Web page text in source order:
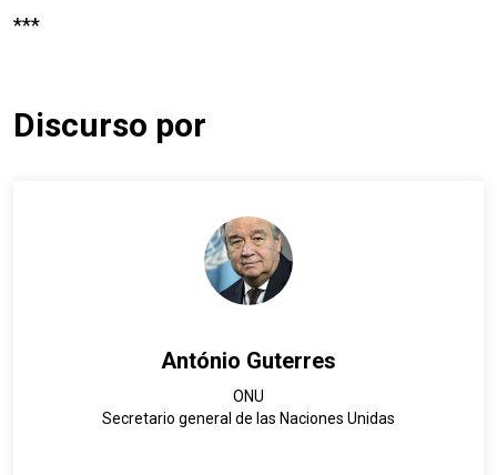
***
Discurso por
António Guterres
ONU
Secretario general de las Naciones Unidas